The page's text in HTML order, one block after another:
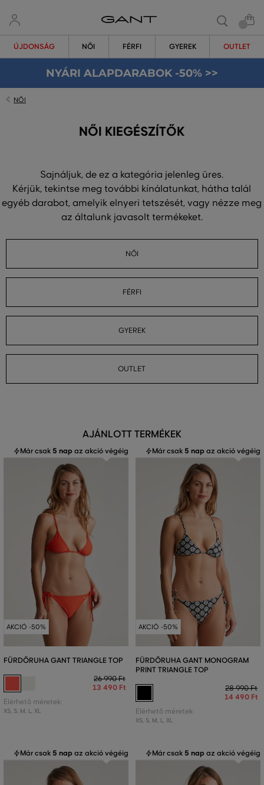
ÚJDONSÁG NŐI FÉRFI GYEREK OUTLET
NYÁRI ALAPDARABOK -50% >>
NŐI
NŐI KIEGÉSZÍTŐK
Sajnáljuk, de ez a kategória jelenleg üres.
Kérjük, tekintse meg további kínálatunkat, hátha talál
egyéb darabot, amelyik elnyeri tetszését, vagy nézze meg
az általunk javasolt termékeket.
NŐI
FÉRFI
GYEREK
OUTLET
AJÁNLOTT TERMÉKEK
Már csak 5 nap az akció végéig
AKCIÓ -50%
FÜRDŐRUHA GANT TRIANGLE TOP
26 990 Ft
13 490 Ft
Elérhető méretek:
XS, S, M, L, XL
Már csak 5 nap az akció végéig
AKCIÓ -50%
FÜRDŐRUHA GANT MONOGRAM
PRINT TRIANGLE TOP
28 990 Ft
14 490 Ft
Elérhető méretek:
XS, S, M, L, XL
Már csak 5 nap az akció végéig Már csak 5 nap az akció végéig